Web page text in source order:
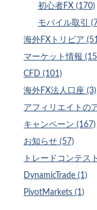
初心者FX (170)
モバイル取引
海外FXトリビア
マーケット情報
CFD (101)
海外FX法人口座 (3)
アフィリエイトの
キャンペーン (167)
お知らせ (57)
トレードコンテス
DynamicTrade (1)
PivotMarkets (1)